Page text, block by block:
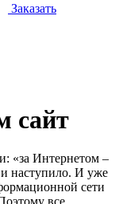
Заказать
сайт
«за Интернетом –
и наступило. И уже
сети